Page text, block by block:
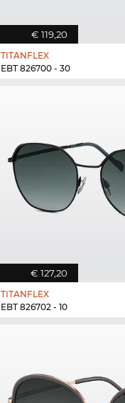
€ 119,20
TITANFLEX
EBT 826700 - 30
€ 127,20
TITANFLEX
EBT 826702 - 10